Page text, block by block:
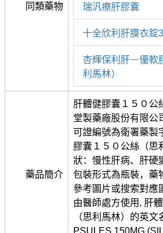
同類藥物 瑞汎療肝膠囊
十全欣利肝膜衣錠
杏輝保利肝－優軟
利馬林）
藥品簡介
肝體健膠囊１５０公
堂製藥廠股份有限公
可證編號為衛署藥製
膠囊１５０公絲（思
狀：慢性肝病、肝硬
包裝形式為瓶裝，藥
參考圖片或搜索對應
由醫師處方使用, 肝
（思利馬林）的英
PSULES 150MG